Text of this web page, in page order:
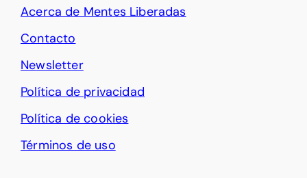
Acerca de Mentes Liberadas
Contacto
Newsletter
Política de privacidad
Política de cookies
Términos de uso